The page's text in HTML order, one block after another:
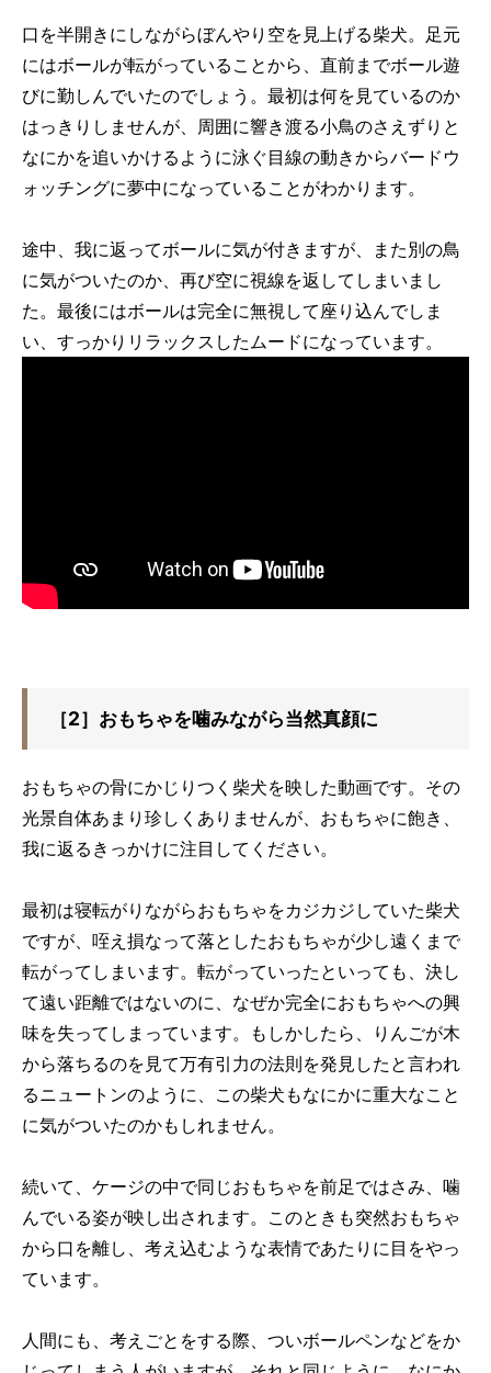
口を半開きにしながらぼんやり空を見上げる柴犬。足元
にはボールが転がっていることから、直前までボール遊
びに勤しんでいたのでしょう。最初は何を見ているのか
はっきりしませんが、周囲に響き渡る小鳥のさえずりと
なにかを追いかけるように泳ぐ目線の動きからバードウ
ォッチングに夢中になっていることがわかります。
途中、我に返ってボールに気が付きますが、また別の鳥
に気がついたのか、再び空に視線を返してしまいまし
た。最後にはボールは完全に無視して座り込んでしま
い、すっかりリラックスしたムードになっています。
［2］おもちゃを噛みながら当然真顔に
おもちゃの骨にかじりつく柴犬を映した動画です。その
光景自体あまり珍しくありませんが、おもちゃに飽き、
我に返るきっかけに注目してください。
最初は寝転がりながらおもちゃをカジカジしていた柴犬
ですが、咥え損なって落としたおもちゃが少し遠くまで
転がってしまいます。転がっていったといっても、決し
て遠い距離ではないのに、なぜか完全におもちゃへの興
味を失ってしまっています。もしかしたら、りんごが木
から落ちるのを見て万有引力の法則を発見したと言われ
るニュートンのように、この柴犬もなにかに重大なこと
に気がついたのかもしれません。
続いて、ケージの中で同じおもちゃを前足ではさみ、噛
んでいる姿が映し出されます。このときも突然おもちゃ
から口を離し、考え込むような表情であたりに目をやっ
ています。
人間にも、考えごとをする際、ついボールペンなどをか